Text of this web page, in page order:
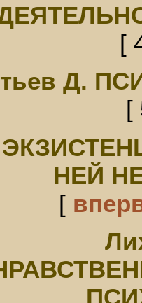
[
Д.
[
НЕЙ
[